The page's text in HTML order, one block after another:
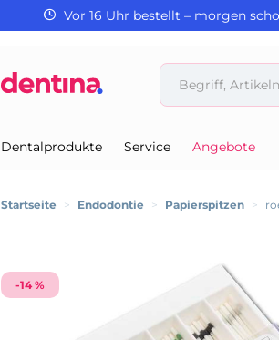
Vor 16 Uhr bestellt – morgen
Dentalprodukte Service Angebote
Startseite > Endodontie > Papierspitzen >
-14 %